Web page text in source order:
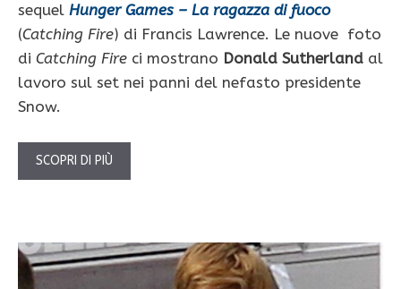
sequel Hunger Games – La ragazza di fuoco
(Catching Fire) di Francis Lawrence. Le nuove foto
di Catching Fire ci mostrano Donald Sutherland al
lavoro sul set nei panni del nefasto presidente
Snow.
SCOPRI DI PIÙ